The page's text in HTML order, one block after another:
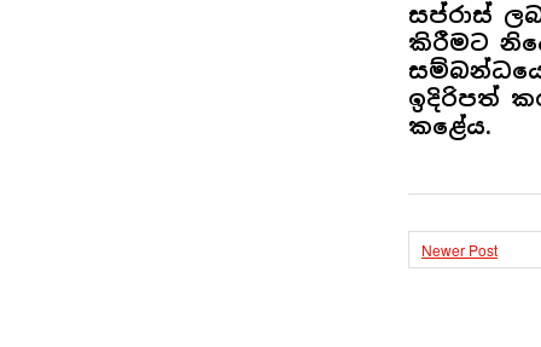
සප්රාස්
කිරීමට
ඉදිරිපත්
කළේය.
Newer Post